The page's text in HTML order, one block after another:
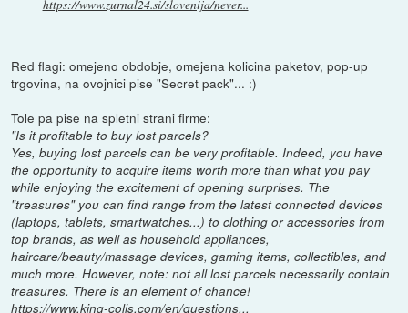
https://www.zurnal24.si/slovenija/never...
Red flagi: omejeno obdobje, omejena kolicina paketov, pop-up
trgovina, na ovojnici pise "Secret pack"... :)
Tole pa pise na spletni strani firme:
"Is it profitable to buy lost parcels?
Yes, buying lost parcels can be very profitable. Indeed, you have
the opportunity to acquire items worth more than what you pay
while enjoying the excitement of opening surprises. The
"treasures" you can find range from the latest connected devices
(laptops, tablets, smartwatches...) to clothing or accessories from
top brands, as well as household appliances,
haircare/beauty/massage devices, gaming items, collectibles, and
much more. However, note: not all lost parcels necessarily contain
treasures. There is an element of chance!
https://www.king-colis.com/en/questions...